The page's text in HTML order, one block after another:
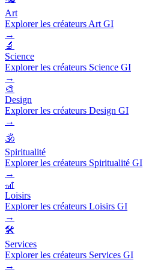
Art
Explorer les créateurs Art GI
→
🔬
Science
Explorer les créateurs Science GI
→
🎨
Design
Explorer les créateurs Design GI
→
🕉️
Spiritualité
Explorer les créateurs Spiritualité GI
→
🎢
Loisirs
Explorer les créateurs Loisirs GI
→
🛠️
Services
Explorer les créateurs Services GI
→